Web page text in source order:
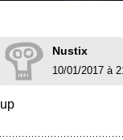
Nustix
10/01/2017 à
up